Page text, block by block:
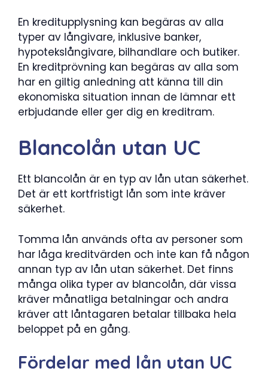
En kreditupplysning kan begäras av alla
typer av långivare, inklusive banker,
hypotekslångivare, bilhandlare och butiker.
En kreditprövning kan begäras av alla som
har en giltig anledning att känna till din
ekonomiska situation innan de lämnar ett
erbjudande eller ger dig en kreditram.
Blancolån utan UC
Ett blancolån är en typ av lån utan säkerhet.
Det är ett kortfristigt lån som inte kräver
säkerhet.
Tomma lån används ofta av personer som
har låga kreditvärden och inte kan få någon
annan typ av lån utan säkerhet. Det finns
många olika typer av blancolån, där vissa
kräver månatliga betalningar och andra
kräver att låntagaren betalar tillbaka hela
beloppet på en gång.
Fördelar med lån utan UC